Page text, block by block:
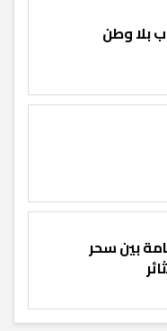
بلا وطن
بين سحر